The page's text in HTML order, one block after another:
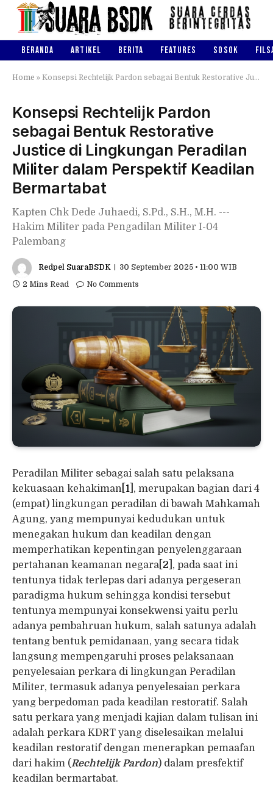
BERANDA ARTIKEL BERITA FEATURES SOSOK
Home » Konsepsi Rechtelijk Pardon sebagai Bentuk Restorative Justice di Lingkungan Peradilan Militer dalam Perspektif Keadilan Bermartabat
Konsepsi Rechtelijk Pardon
sebagai Bentuk Restorative
Justice di Lingkungan Peradilan
Militer dalam Perspektif Keadilan
Bermartabat
Kapten Chk Dede Juhaedi, S.Pd., S.H., M.H. ---
Hakim Militer pada Pengadilan Militer I-04
Palembang
Redpel SuaraBSDK
30 September 2025 • 11:00 WIB
2 Mins Read
No Comments
Peradilan Militer sebagai salah satu pelaksana
kekuasaan kehakiman [1] , merupakan bagian dari 4
(empat) lingkungan peradilan di bawah Mahkamah
Agung, yang mempunyai kedudukan untuk
menegakan hukum dan keadilan dengan
memperhatikan kepentingan penyelenggaraan
pertahanan keamanan negara [2] , pada saat ini
tentunya tidak terlepas dari adanya pergeseran
paradigma hukum sehingga kondisi tersebut
tentunya mempunyai konsekwensi yaitu perlu
adanya pembahruan hukum, salah satunya adalah
tentang bentuk pemidanaan, yang secara tidak
langsung mempengaruhi proses pelaksanaan
penyelesaian perkara di lingkungan Peradilan
Militer, termasuk adanya penyelesaian perkara
yang berpedoman pada keadilan restoratif. Salah
satu perkara yang menjadi kajian dalam tulisan ini
adalah perkara KDRT yang diselesaikan melalui
keadilan restoratif dengan menerapkan pemaafan
dari hakim ( Rechtelijk Pardon) dalam presfektif
keadilan bermartabat.